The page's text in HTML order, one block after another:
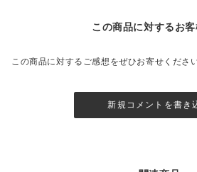
この商品に対するお
この商品に対するご感想をぜひお寄せください
新規コメントを書き